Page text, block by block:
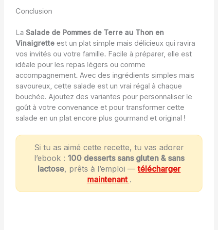
Conclusion
La Salade de Pommes de Terre au Thon en
Vinaigretteest un plat simple mais délicieux qui ravira
vos invités ou votre famille. Facile à préparer, elle est
idéale pour les repas légers ou comme
accompagnement. Avec des ingrédients simples mais
savoureux, cette salade est un vrai régal à chaque
bouchée. Ajoutez des variantes pour personnaliser le
goût à votre convenance et pour transformer cette
salade en un plat encore plus gourmand et original !
Si tu as aimé cette recette, tu vas adorer
l’ebook : 100 desserts sans gluten & sans
lactose, prêts à l’emploi —télécharger
maintenant .